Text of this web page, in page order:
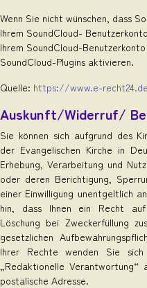
Wenn Sie nicht wünschen, dass
Ihrem SoundCloud-
Ihrem SoundCloud-
SoundCloud-Plugins aktivieren.
Quelle: https://www.e-recht24.de
Auskunft/Widerruf/
Sie können sich aufgrund des
der Evangelischen Kirche in
Erhebung, Verarbeitung und
oder deren Berichtigung,
einer Einwilligung unentgeltlich
hin, dass Ihnen ein Recht
Löschung bei Zweckerfüllung
gesetzlichen
Ihrer Rechte wenden Sie
„Redaktionelle Verantwortung“
postalische Adresse.